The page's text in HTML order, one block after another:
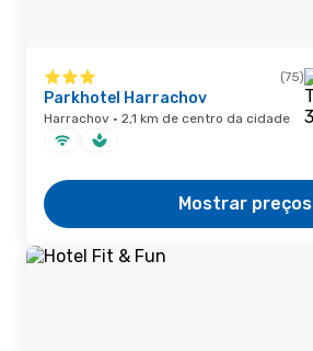
(75)
Parkhotel Harrachov
Harrachov · 2,1 km de centro da cidade
Mostrar preços